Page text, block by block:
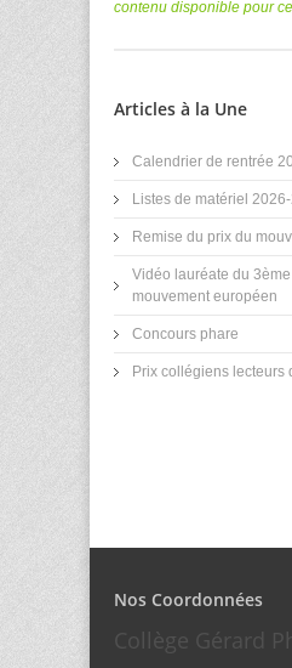
contenu disponible pour
Articles à la Une
Calendrier de rentrée
Listes de matériel
Remise du prix du
Vidéo lauréate du
mouvement européen
Concours phare
Prix collégiens lecteurs
Nos Coordonnées
Collège Gérard